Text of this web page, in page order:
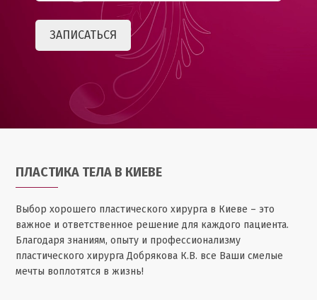
ПЛАСТИКА ТЕЛА В КИЕВЕ
Выбор хорошего пластического хирурга в Киеве – это
важное и ответственное решение для каждого пациента.
Благодаря знаниям, опыту и профессионализму
пластического хирурга Добрякова К.В. все Ваши смелые
мечты воплотятся в жизнь!